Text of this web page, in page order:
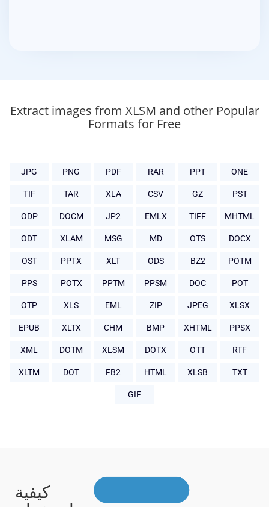
Extract images from XLSM and other Popular
Formats for Free
JPG PNG PDF RAR PPT ONE
TIF TAR XLA CSV GZ PST
ODP DOCM JP2 EMLX TIFF MHTML
ODT XLAM MSG MD OTS DOCX
OST PPTX XLT ODS BZ2 POTM
PPS POTX PPTM PPSM DOC POT
OTP XLS EML ZIP JPEG XLSX
EPUB XLTX CHM BMP XHTML PPSX
XML DOTM XLSM DOTX OTT RTF
XLTM DOT FB2 HTML XLSB TXT
GIF
كيفية